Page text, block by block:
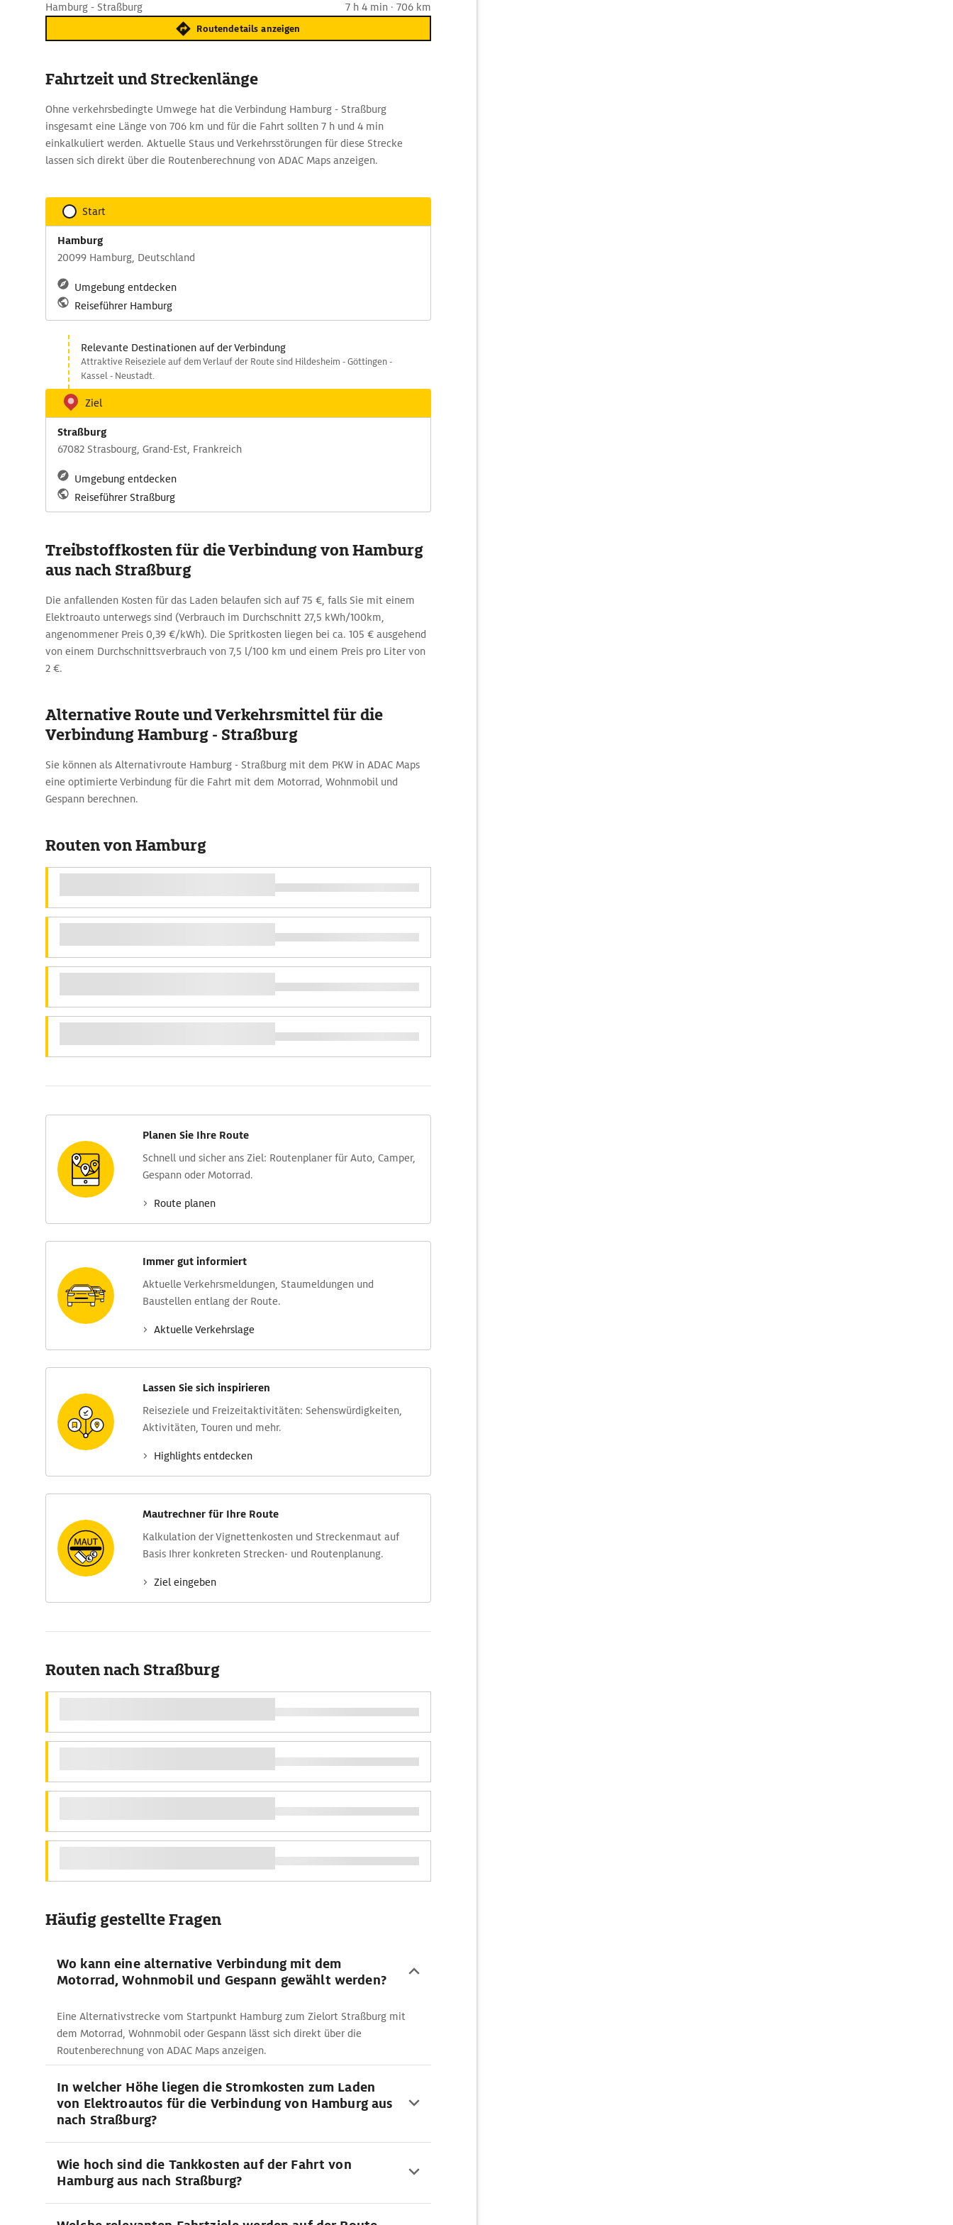
Hamburg - Straßburg 7 h 4 min · 706 km
Routendetails anzeigen
Fahrtzeit und Streckenlänge
Ohne verkehrsbedingte Umwege hat die Verbindung Hamburg - Straßburg
insgesamt eine Länge von 706 km und für die Fahrt sollten 7 h und 4 min
einkalkuliert werden. Aktuelle Staus und Verkehrsstörungen für diese Strecke
lassen sich direkt über die Routenberechnung von ADAC Maps anzeigen.
Start
Hamburg
20099 Hamburg, Deutschland
Umgebung entdecken
Reiseführer Hamburg
Relevante Destinationen auf der Verbindung
Attraktive Reiseziele auf dem Verlauf der Route sind Hildesheim - Göttingen -
Kassel - Neustadt.
Ziel
Straßburg
67082 Strasbourg, Grand-Est, Frankreich
Umgebung entdecken
Reiseführer Straßburg
Treibstoffkosten für die Verbindung von Hamburg
aus nach Straßburg
Die anfallenden Kosten für das Laden belaufen sich auf 75 €, falls Sie mit einem
Elektroauto unterwegs sind (Verbrauch im Durchschnitt 27,5 kWh/100km,
angenommener Preis 0,39 €/kWh). Die Spritkosten liegen bei ca. 105 € ausgehend
von einem Durchschnittsverbrauch von 7,5 l/100 km und einem Preis pro Liter von
2 €.
Alternative Route und Verkehrsmittel für die
Verbindung Hamburg - Straßburg
Sie können als Alternativroute Hamburg - Straßburg mit dem PKW in ADAC Maps
eine optimierte Verbindung für die Fahrt mit dem Motorrad, Wohnmobil und
Gespann berechnen.
Routen von Hamburg
Planen Sie Ihre Route
Schnell und sicher ans Ziel: Routen­planer für Auto, Camper,
Gespann oder Motorrad.
Route planen
Immer gut informiert
Aktuelle Verkehrs­meldungen, Stau­meldungen und
Baustellen entlang der Route.
Aktuelle Verkehrs­lage
Lassen Sie sich inspirieren
Reise­ziele und Freizeit­aktivitäten: Sehens­würdig­keiten,
Aktivitäten, Touren und mehr.
Highlights entdecken
Mautrechner für Ihre Route
Kalkulation der Vignettenkosten und Streckenmaut auf
Basis Ihrer konkreten Strecken- und Routenplanung.
Ziel eingeben
Routen nach Straßburg
Häufig gestellte Fragen
Wo kann eine alternative Verbindung mit dem
Motorrad, Wohnmobil und Gespann gewählt werden?
Eine Alternativstrecke vom Startpunkt Hamburg zum Zielort Straßburg mit
dem Motorrad, Wohnmobil oder Gespann lässt sich direkt über die
Routenberechnung von ADAC Maps anzeigen.
In welcher Höhe liegen die Stromkosten zum Laden
von Elektroautos für die Verbindung von Hamburg aus
nach Straßburg?
Wie hoch sind die Tankkosten auf der Fahrt von
Hamburg aus nach Straßburg?